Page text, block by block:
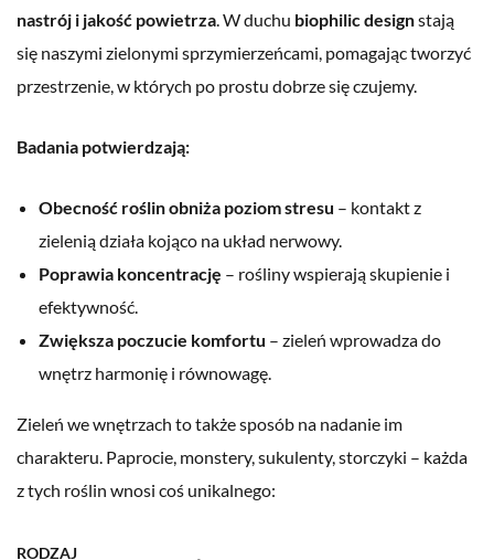
nastrój i jakość powietrza. W duchu biophilic designstają
się naszymi zielonymi sprzymierzeńcami, pomagając tworzyć
przestrzenie, w których po prostu dobrze się czujemy.
Badania potwierdzają:
Obecność roślin obniża poziom stresu – kontakt z
zielenią działa kojąco na układ nerwowy.
Poprawia koncentrację – rośliny wspierają skupienie i
efektywność.
Zwiększa poczucie komfortu – zieleń wprowadza do
wnętrz harmonię i równowagę.
Zieleń we wnętrzach to także sposób na nadanie im
charakteru. Paprocie, monstery, sukulenty, storczyki – każda
z tych roślin wnosi coś unikalnego:
RODZAJ